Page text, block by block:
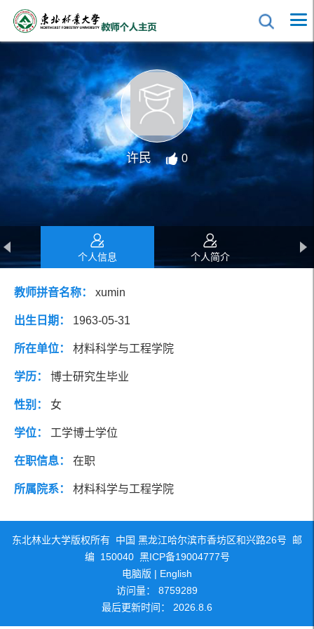
许民 0
个人信息 个人简介
教育经历
社会兼职
团队成员
教师拼音名称： xumin
出生日期： 1963-05-31
所在单位： 材料科学与工程学院
学历： 博士研究生毕业
性别： 女
学位： 工学博士学位
在职信息： 在职
所属院系： 材料科学与工程学院
东北林业大学版权所有 中国 黑龙江哈尔滨市香坊区和兴路26号 邮
编 150040 黑ICP备19004777号
电脑版 | English
访问量： 8759289
最后更新时间： 2026 8 6